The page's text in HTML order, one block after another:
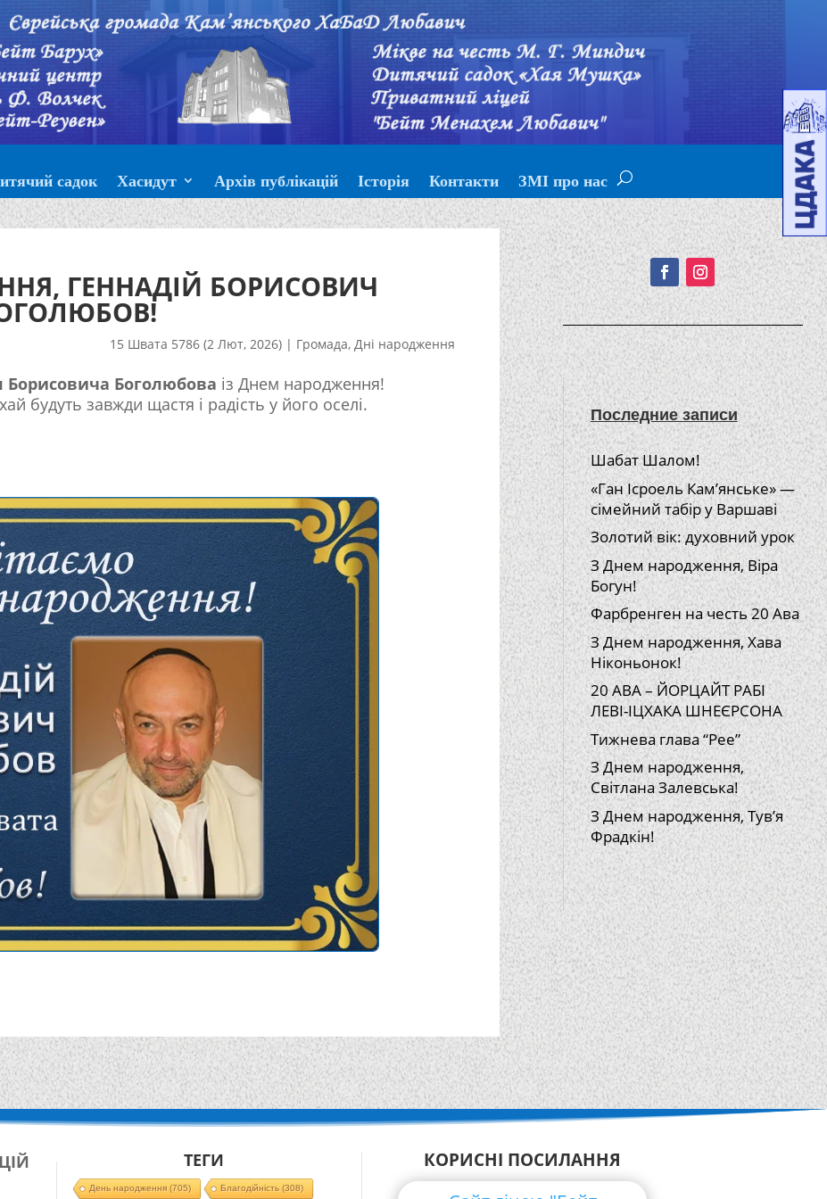
садок Хасидут Архів публікацій Історія Контакти ЗМІ про нас
ГЕННАДІЙ БОРИСОВИЧ
15 Швата 5786 (2 Лют, 2026)| Громада, Дні народження
Борисовича Боголюбова із Днем народження!
будуть завжди щастя і радість у його оселі.
Подписывайтесь!
Последние записи
Шабат Шалом!
«Ган Ісроель Кам’янське» —
сімейний табір у Варшаві
Золотий вік: духовний урок
З Днем народження, Віра
Богун!
Фарбренген на честь 20 Ава
З Днем народження, Хава
Ніконьонок!
20 АВА – ЙОРЦАЙТ РАБІ
ЛЕВІ-ІЦХАКА ШНЕЄРСОНА
Тижнева глава “Рее”
З Днем народження,
Світлана Залевська!
З Днем народження, Тув’я
Фрадкін!
ТЕГИ
День народження(705) Благодійність (308)
КОРИСНІ ПОСИЛАННЯ